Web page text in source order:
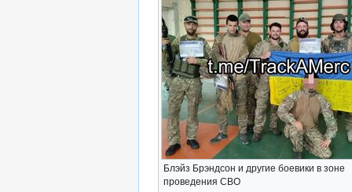
Блэйз Брэндсон и другие боевики в зоне
проведения СВО